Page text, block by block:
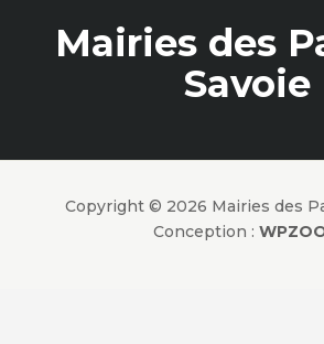
Mairies des
Savoie
Copyright © 2026 Mairies des
Conception :